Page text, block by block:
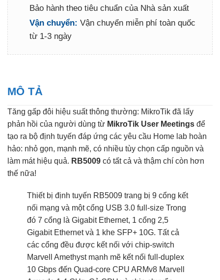
Bảo hành theo tiêu chuẩn của Nhà sản xuất
Vận chuyển: Vận chuyển miễn phí toàn quốc
từ 1-3 ngày
MÔ TẢ
Tăng gấp đôi hiệu suất thông thường: MikroTik đã lấy
phản hồi của người dùng từ MikroTik User Meetings để
tạo ra bộ định tuyến đáp ứng các yêu cầu Home lab hoàn
hảo: nhỏ gọn, mạnh mẽ, có nhiều tùy chọn cấp nguồn và
làm mát hiệu quả. RB5009 có tất cả và thậm chí còn hơn
thế nữa!
Thiết bị định tuyến RB5009 trang bị 9 cổng kết
nối mạng và một cổng USB 3.0 full-size Trong
đó 7 cổng là Gigabit Ethernet, 1 cổng 2,5
Gigabit Ethernet và 1 khe SFP+ 10G. Tất cả
các cổng đều được kết nối với chip-switch
Marvell Amethyst mạnh mẽ kết nối full-duplex
10 Gbps đến Quad-core CPU ARMv8 Marvell